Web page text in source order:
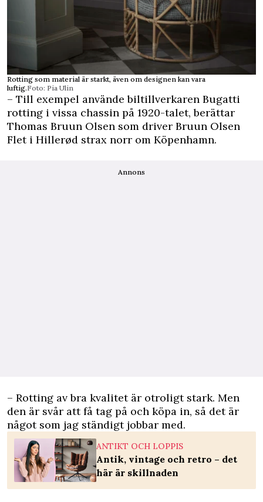
Rotting som material är starkt, även om designen kan vara
luftig.Foto: Pia Ulin
– Till exempel använde biltillverkaren Bugatti
rotting i vissa chassin på 1920-talet, berättar
Thomas Bruun Olsen som driver Bruun Olsen
Flet i Hillerød strax norr om Köpenhamn.
Annons
– Rotting av bra kvalitet är otroligt stark. Men
den är svår att få tag på och köpa in, så det är
något som jag ständigt jobbar med.
ANTIKT OCH LOPPIS
Antik, vintage och retro – det
här är skillnaden